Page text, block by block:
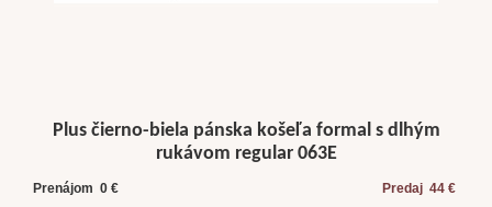
Plus čierno-biela pánska košeľa formal s dlhým
rukávom regular 063E
Prenájom 0 € Predaj 44 €